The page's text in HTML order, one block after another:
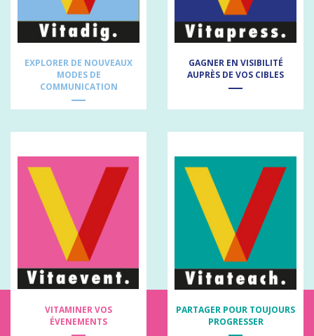
EXPLORER DE NOUVEAUX
MODES DE
COMMUNICATION
GAGNER EN VISIBILITÉ
AUPRÈS DE VOS CIBLES
VITAMINER VOS
ÉVENEMENTS
PARTAGER POUR TOUJOURS
PROGRESSER